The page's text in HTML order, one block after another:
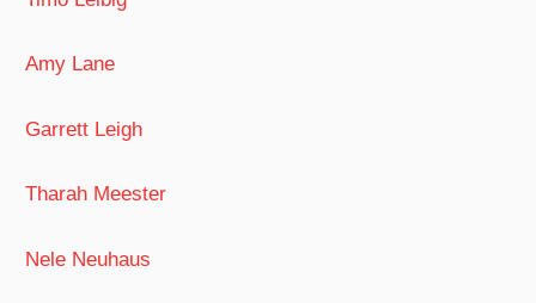
Amy Lane
Garrett Leigh
Tharah Meester
Nele Neuhaus